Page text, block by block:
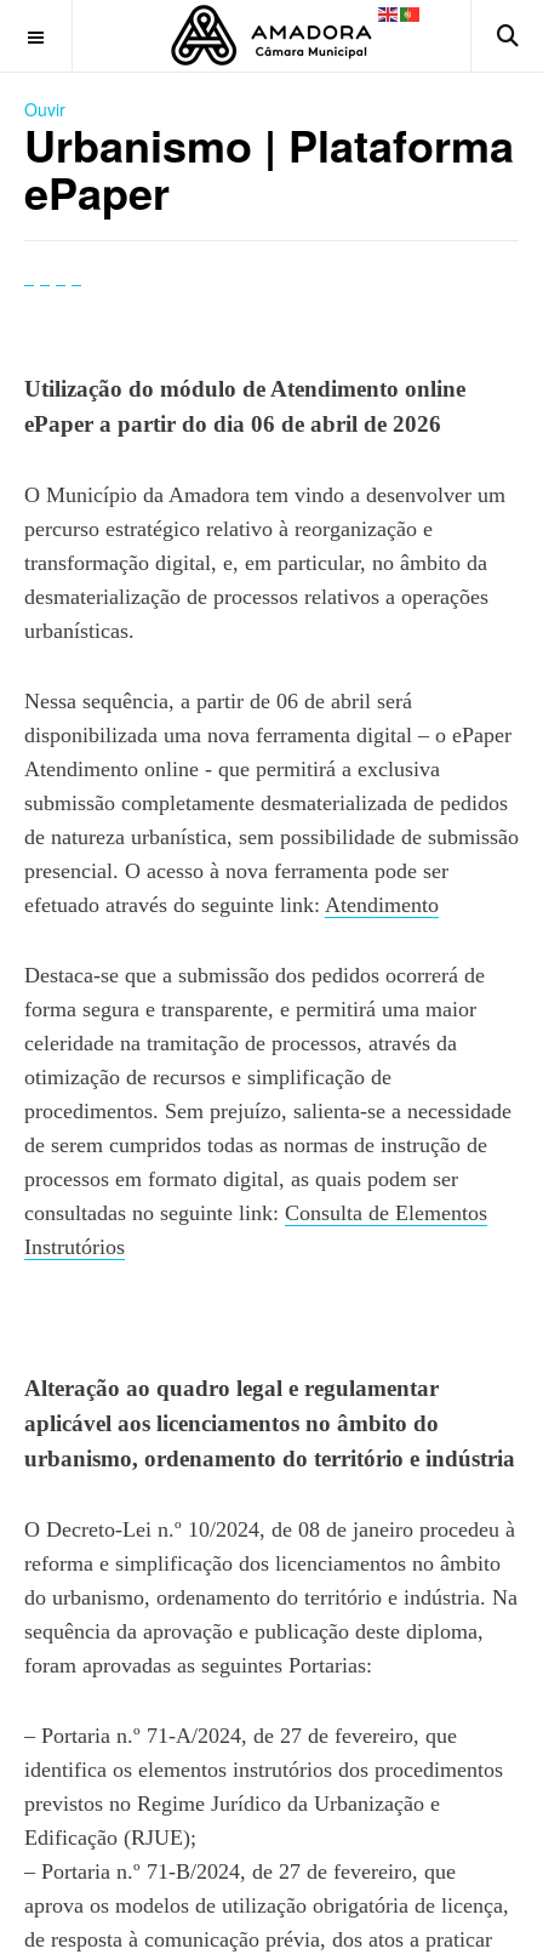
Ouvir
Urbanismo | Plataforma
ePaper
Utilização do módulo de Atendimento online
ePaper a partir do dia 06 de abril de 2026
O Município da Amadora tem vindo a desenvolver um
percurso estratégico relativo à reorganização e
transformação digital, e, em particular, no âmbito da
desmaterialização de processos relativos a operações
urbanísticas.
Nessa sequência, a partir de 06 de abril será
disponibilizada uma nova ferramenta digital – o ePaper
Atendimento online - que permitirá a exclusiva
submissão completamente desmaterializada de pedidos
de natureza urbanística, sem possibilidade de submissão
presencial. O acesso à nova ferramenta pode ser
efetuado através do seguinte link: Atendimento
Destaca-se que a submissão dos pedidos ocorrerá de
forma segura e transparente, e permitirá uma maior
celeridade na tramitação de processos, através da
otimização de recursos e simplificação de
procedimentos. Sem prejuízo, salienta-se a necessidade
de serem cumpridos todas as normas de instrução de
processos em formato digital, as quais podem ser
consultadas no seguinte link: Consulta de Elementos
Instrutórios
Alteração ao quadro legal e regulamentar
aplicável aos licenciamentos no âmbito do
urbanismo, ordenamento do território e indústria
O Decreto-Lei n.º 10/2024, de 08 de janeiro procedeu à
reforma e simplificação dos licenciamentos no âmbito
do urbanismo, ordenamento do território e indústria. Na
sequência da aprovação e publicação deste diploma,
foram aprovadas as seguintes Portarias:
– Portaria n.º 71-A/2024, de 27 de fevereiro, que
identifica os elementos instrutórios dos procedimentos
previstos no Regime Jurídico da Urbanização e
Edificação (RJUE);
– Portaria n.º 71-B/2024, de 27 de fevereiro, que
aprova os modelos de utilização obrigatória de licença,
de resposta à comunicação prévia, dos atos a praticar